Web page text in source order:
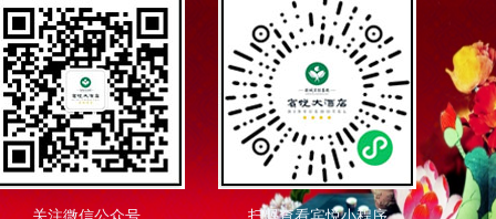
关注微信公众号 扫码查看宾悦小程序